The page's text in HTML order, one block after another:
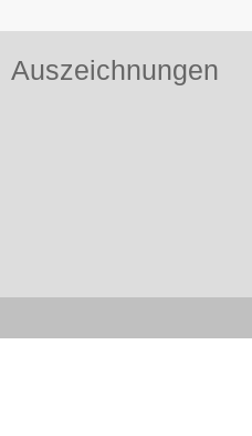
Auszeichnungen